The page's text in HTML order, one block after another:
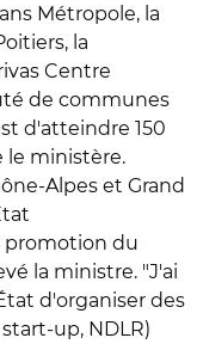
Métropole, la
la
Centre
de communes
d'atteindre 150
le ministère.
Alpes et Grand
du
la ministre. "J'ai
d'organiser des
up, NDLR)